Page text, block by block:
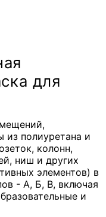
для
из полиуретана и
колонн,
ниш и других
элементов) в
- А, Б, В, включая
и